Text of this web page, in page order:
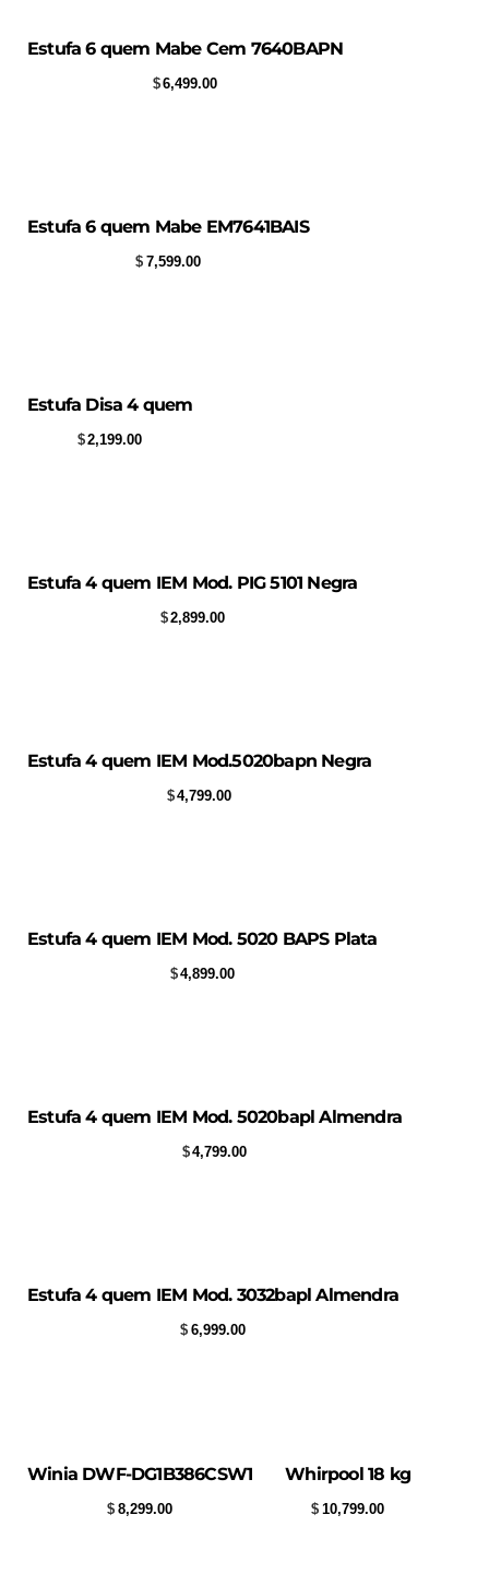
Estufa 6 quem Mabe Cem 7640BAPN
$6,499.00
Estufa 6 quem Mabe EM7641BAIS
$ 7,599.00
Estufa Disa 4 quem
$2,199.00
Estufa 4 quem IEM Mod. PIG 5101 Negra
$2,899.00
Estufa 4 quem IEM Mod.5020bapn Negra
$4,799.00
Estufa 4 quem IEM Mod. 5020 BAPS Plata
$4,899.00
Estufa 4 quem IEM Mod. 5020bapl Almendra
$4,799.00
Estufa 4 quem IEM Mod. 3032bapl Almendra
$ 6,999.00
Winia DWF-DG1B386CSW1
$ 8,299.00
Whirpool 18 kg
$ 10,799.00